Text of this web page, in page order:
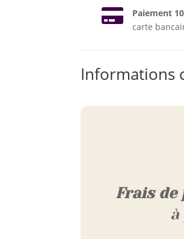
 Paiement
carte
Informations
Frais